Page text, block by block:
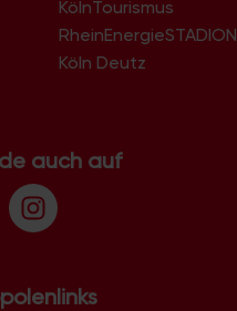
51069
51103
51107
51147
KölnTourismus
RheinEnergieSTADION
Köln Deutz
auch auf